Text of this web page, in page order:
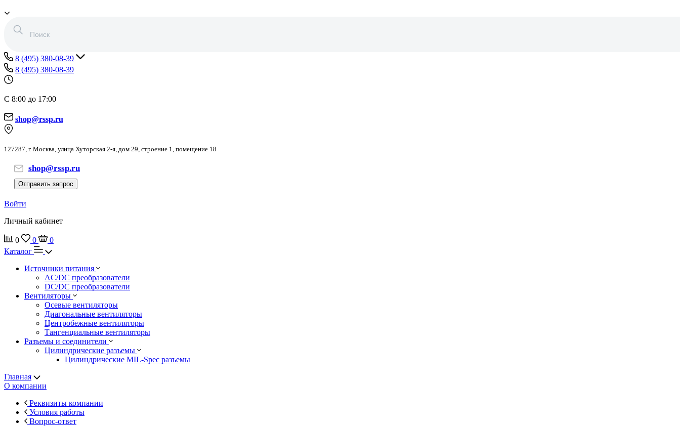
8 (495) 380-08-39
8 (495) 380-08-39
С 8:00 до 17:00
shop@rssp.ru
127287, г. Москва, улица Хуторская 2-я, дом 29, строение 1, помещение 18
shop@rssp.ru
Отправить запрос
Войти
Личный кабинет
0 0
0
Каталог
Источники питания
AC/DC преобразователи
DC/DC преобразователи
Вентиляторы
Осевые вентиляторы
Диагональные вентиляторы
Центробежные вентиляторы
Тангенциальные вентиляторы
Разъемы и соединители
Цилиндрические разъемы
Цилиндрические MIL-Spec разъемы
Главная
О компании
Реквизиты компании
Условия работы
Вопрос-ответ